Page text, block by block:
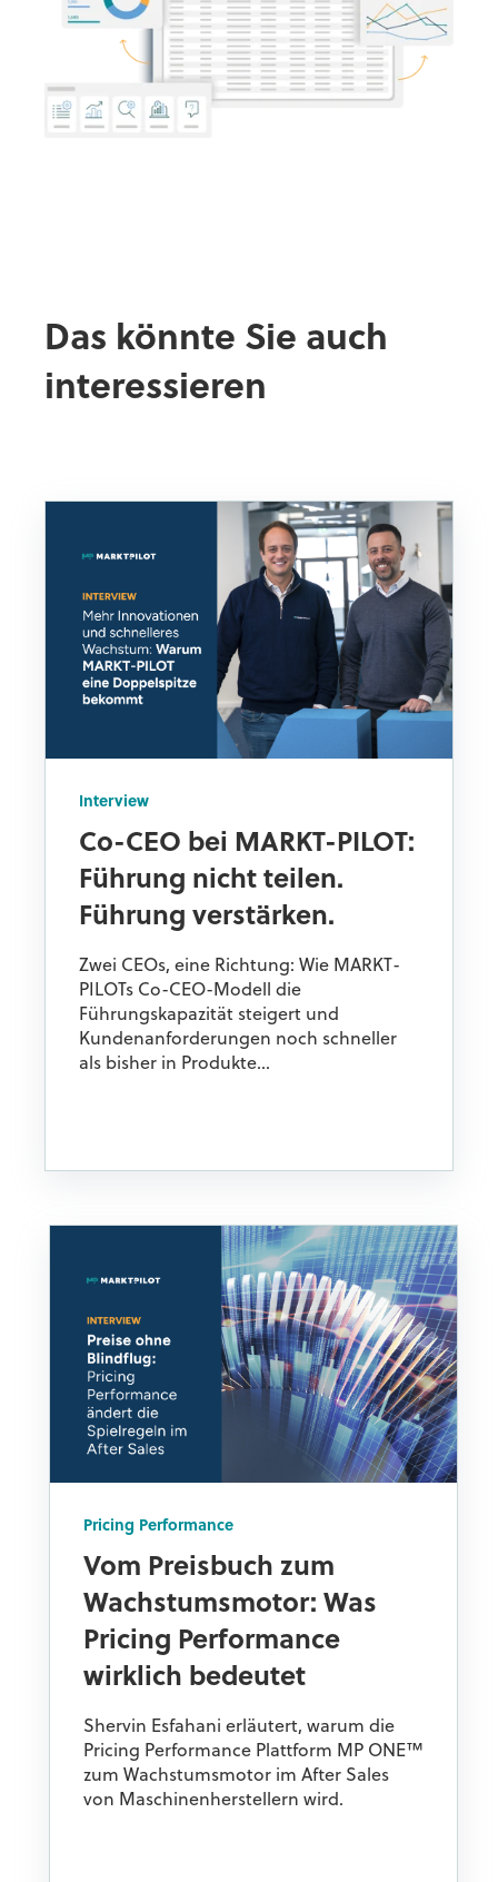
Das könnte Sie auch
interessieren
Interview
Co-CEO bei MARKT-PILOT:
Führung nicht teilen.
Führung verstärken.
Zwei CEOs, eine Richtung: Wie MARKT-
PILOTs Co-CEO-Modell die
Führungskapazität steigert und
Kundenanforderungen noch schneller
als bisher in Produkte...
Pricing Performance
Vom Preisbuch zum
Wachstumsmotor: Was
Pricing Performance
wirklich bedeutet
Shervin Esfahani erläutert, warum die
Pricing Performance Plattform MP ONE™
zum Wachstumsmotor im After Sales
von Maschinenherstellern wird.